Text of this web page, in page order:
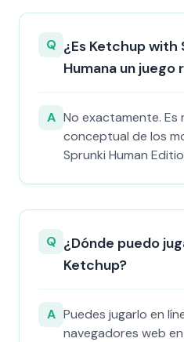
Q ¿Es Ketchup with
Humana un juego
A No exactamente. Es
conceptual de los
Sprunki Human
Q ¿Dónde puedo
Ketchup?
A Puedes jugarlo en
navegadores web